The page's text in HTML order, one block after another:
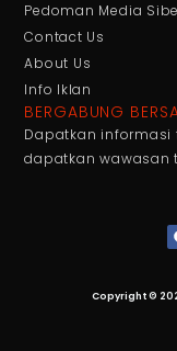
Pedoman Media
Contact Us
About Us
Info Iklan
BERGABUNG
Dapatkan informasi
dapatkan wawasan
Copyright ©